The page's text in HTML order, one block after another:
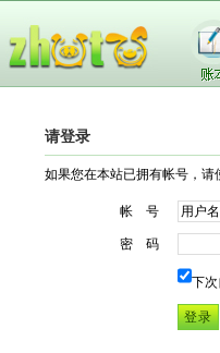
请登录
如果您在本站已拥有帐号，
帐 号
密 码
下